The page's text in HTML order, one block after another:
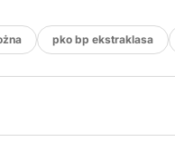
pko bp ekstraklasa